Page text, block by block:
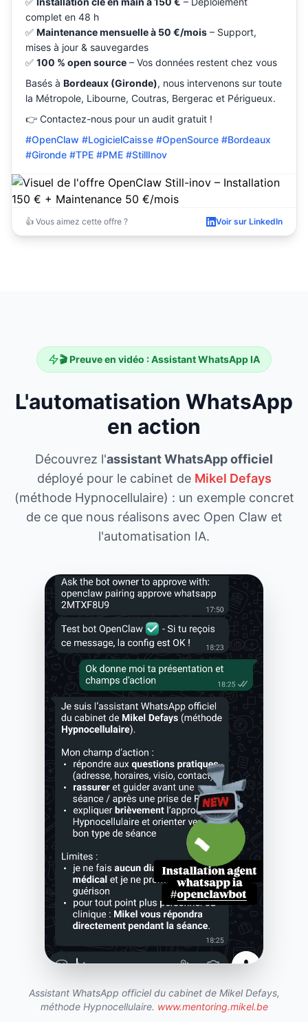
complet en 48 h
✅ Maintenance mensuelle à 50 €/mois – Support,
mises à jour & sauvegardes
✅ 100 % open source – Vos données restent chez vous
Basés à Bordeaux (Gironde), nous intervenons sur toute
la Métropole, Libourne, Coutras, Bergerac et Périgueux.
👉 Contactez-nous pour un audit gratuit !
#OpenClaw #LogicielCaisse #OpenSource #Bordeaux
#Gironde #TPE #PME #StillInov
👍 Vous aimez cette offre ? Voir sur LinkedIn
🎬 Preuve en vidéo : Assistant WhatsApp IA
L'automatisation WhatsApp
en action
Découvrez l'assistant WhatsApp officiel
déployé pour le cabinet de Mikel Defays
(méthode Hypnocellulaire) : un exemple concret
de ce que nous réalisons avec Open Claw et
l'automatisation IA.
Assistant WhatsApp officiel du cabinet de Mikel Defays,
méthode Hypnocellulaire. www.mentoring.mikel.be